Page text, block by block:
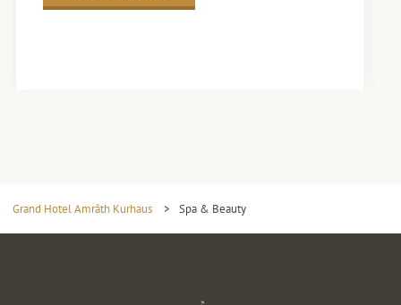
Grand Hotel Amrâth Kurhaus > Spa & Beauty